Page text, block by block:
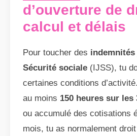
d’ouverture de
calcul et délais
Pour toucher des
Sécurité sociale (IJSS), tu
certaines conditions
au moins 150 heures sur
ou accumulé des cotisations
mois, tu as normalement